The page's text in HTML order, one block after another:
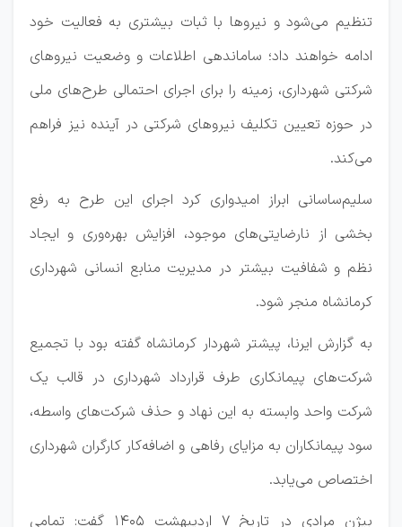
تنظیم می‌شود و نیروها با ثبات بیشتری به فعالیت خود
ادامه خواهند داد؛ ساماندهی اطلاعات و وضعیت نیروهای
شرکتی شهرداری، زمینه را برای اجرای احتمالی طرح‌های ملی
در حوزه تعیین تکلیف نیروهای شرکتی در آینده نیز فراهم
می‌کند.
سلیم‌ساسانی ابراز امیدواری کرد اجرای این طرح به رفع
بخشی از نارضایتی‌های موجود، افزایش بهره‌وری و ایجاد
نظم و شفافیت بیشتر در مدیریت منابع انسانی شهرداری
کرمانشاه منجر شود.
به گزارش ایرنا، پیشتر شهردار کرمانشاه گفته بود با تجمیع
شرکت‌های پیمانکاری طرف قرارداد شهرداری در قالب یک
شرکت واحد وابسته به این نهاد و حذف شرکت‌های واسطه،
سود پیمانکاران به مزایای رفاهی و اضافه‌کار کارگران شهرداری
اختصاص می‌یابد.
بیژن مرادی در تاریخ ۷ اردیبهشت ۱۴۰۵ گفت: تمامی